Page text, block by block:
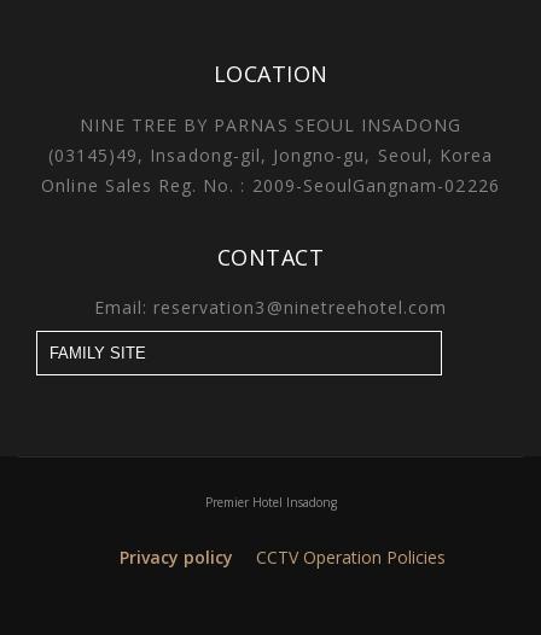
LOCATION
NINE TREE BY PARNAS SEOUL INSADONG
(03145)49, Insadong-gil, Jongno-gu, Seoul, Korea
Online Sales Reg. No. : 2009-SeoulGangnam-02226
CONTACT
Email: reservation3@ninetreehotel.com
Premier Hotel Insadong
Privacy policy CCTV Operation Policies